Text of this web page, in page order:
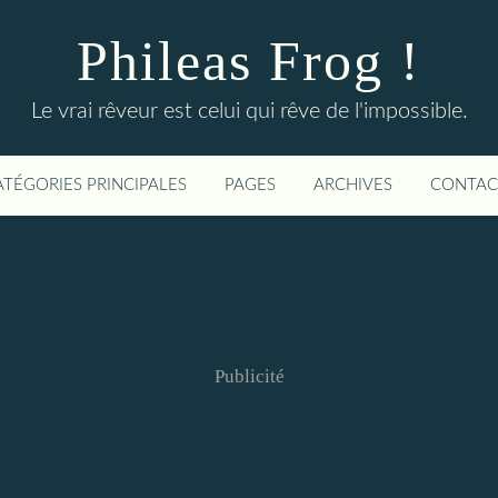
Phileas Frog !
Le vrai rêveur est celui qui rêve de l'impossible.
PRINCIPALES PAGES ARCHIVES
Publicité